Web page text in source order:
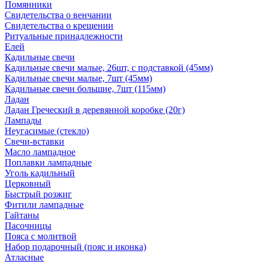
Помянники
Свидетельства о венчании
Свидетельства о крещении
Ритуальные принадлежности
Елей
Кадильные свечи
Кадильные свечи малые, 26шт, с подставкой (45мм)
Кадильные свечи малые, 7шт (45мм)
Кадильные свечи большие, 7шт (115мм)
Ладан
Ладан Греческий в деревянной коробке (20г)
Лампады
Неугасимые (стекло)
Свечи-вставки
Масло лампадное
Поплавки лампадные
Уголь кадильный
Церковный
Быстрый розжиг
Фитили лампадные
Гайтаны
Пасочницы
Пояса с молитвой
Набор подарочный (пояс и иконка)
Атласные